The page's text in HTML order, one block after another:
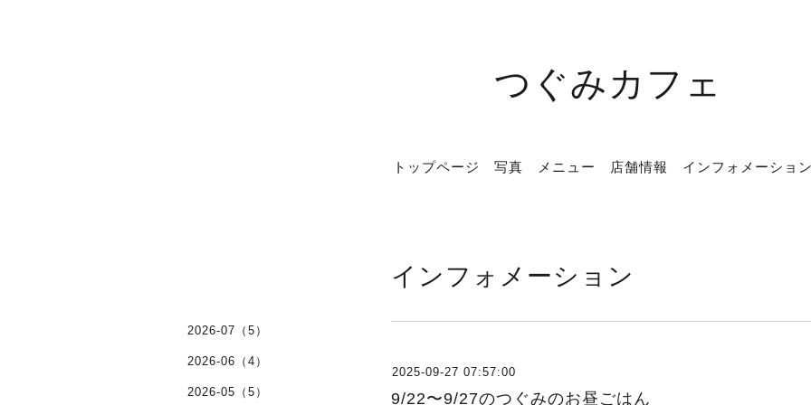
つぐみカフェ
トップページ 写真 メニュー 店舗情報 インフォメーショ
インフォメーション
2025-09-27 07:57:00
9/22〜9/27のつぐみのお昼ごはん
2026-07（5）
2026-06（4）
2026-05（5）